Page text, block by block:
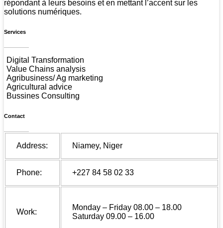
répondant à leurs besoins et en mettant l’accent sur les
solutions numériques.
Services
Digital Transformation
Value Chains analysis
Agribusiness/ Ag marketing
Agricultural advice
Bussines Consulting
Contact
Address: Niamey, Niger
Phone: +227 84 58 02 33
Work:
Monday – Friday 08.00 – 18.00
Saturday 09.00 – 16.00